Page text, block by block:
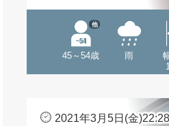
45～54歳
他
雨
2021年3月5日(金)22:28